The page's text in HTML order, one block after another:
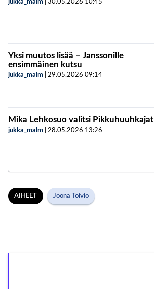
jukka_malm 30.05.2026 10:45
Yksi muutos lisää – Janssonille
ensimmäinen kutsu
jukka_malm 29.05.2026 09:14
Mika Lehkosuo valitsi Pikkuhuuhkajat
jukka_malm 28.05.2026 13:26
AIHEET Joona Toivio